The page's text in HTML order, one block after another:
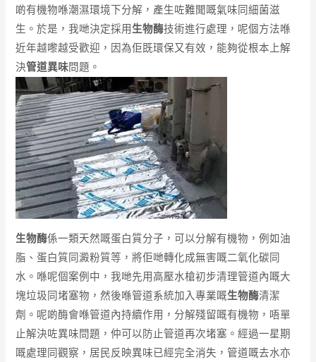
啲有機物喺潮濕環境下分解，產生咗難聞嘅氣味同細菌滋
生。於是，我哋決定採用 生物酶技術進行處理，呢個方法喺
近年越嚟越受歡迎，因為佢既環保又有效，能夠從根本上解
決管道異味問題。
生物酶係一類天然嘅蛋白質分子，可以分解有機物，例如油
脂、蛋白質同澱粉質等，將佢哋轉化成無害嘅二氧化碳同
水。喺呢個案例中，我哋先用高壓水槍初步清理管道內嘅大
塊垃圾同堵塞物，然後喺管道系統加入專業嘅生物酶清潔
劑。呢啲酶會喺管道內持續作用，分解殘留嘅有機物，唔單
止解決咗異味問題，仲可以防止管道再次堵塞。經過一星期
嘅處理同觀察，居民反映異味已經完全消失，管道嘅去水亦